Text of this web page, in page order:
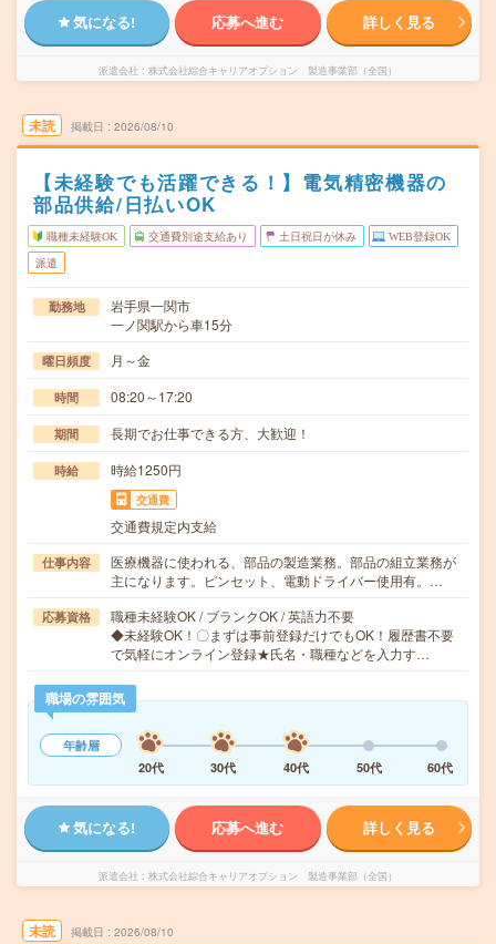
気になる! 応募へ進む 詳しく見る
派遣会社 株式会社綜合キャリアオプション 製造事業部（全国）
未読 掲載日 2026/08/10
【未経験でも活躍できる！】電気精密機器の
部品供給/日払いOK
職種未経験OK 交通費別途支給あり 土日祝日が休み WEB登録OK
派遣
勤務地
岩手県一関市
一ノ関駅から車15分
曜日頻度 月～金
時間 08:20～17:20
期間 長期でお仕事できる方、大歓迎！
時給 時給1250円
交通費
交通費規定内支給
仕事内容
医療機器に使われる、部品の製造業務。部品の組立業務が
主になります。ピンセット、電動ドライバー使用有。…
応募資格
職種未経験OK / ブランクOK / 英語力不要
◆未経験OK！〇まずは事前登録だけでもOK！履歴書不要
で気軽にオンライン登録★氏名・職種などを入力す…
職場の雰囲気
年齢層
20代
30代 40代 50代 60代
気になる! 応募へ進む 詳しく見る
派遣会社 株式会社綜合キャリアオプション 製造事業部（全国）
未読 掲載日 2026/08/10